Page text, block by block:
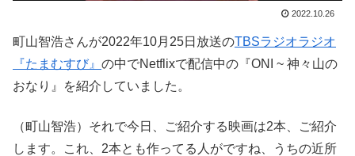
2022.10.26
町山智浩さんが2022年10月25日放送のTBSラジオラジオ
『たまむすび』 の中でNetflixで配信中の『ONI ~ 神々山の
おなり』を紹介していました。
（町山智浩）それで今日、ご紹介する映画は2本、ご紹介
します。これ、2本とも作ってる人がですね、うちの近所